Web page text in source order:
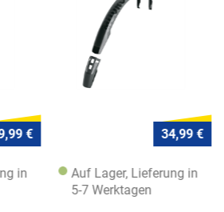
€
in
34,99 €
Auf Lager, Lieferung in
5-7 Werktagen